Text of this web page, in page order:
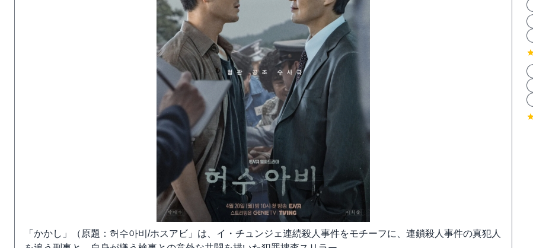
「かかし」（原題：허수아비/ホスアビ」は、イ・チュンジェ連続殺人事件をモチーフに、連鎖殺人事件の真犯人